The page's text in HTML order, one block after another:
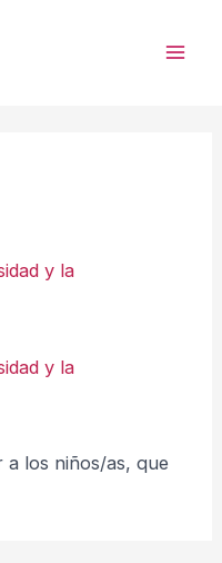
y la
y la
los niños/as, que